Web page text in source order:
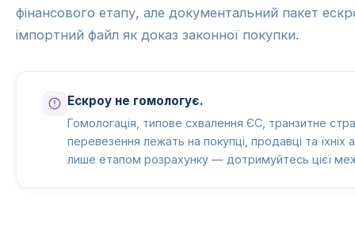
фінансового етапу, але документальний пакет
імпортний файл як доказ законної покупки.
Ескроу не гомологує.
Гомологація, типове схвалення ЄС, транзитне
перевезення лежать на покупці, продавці та
лише етапом розрахунку — дотримуйтесь цієї